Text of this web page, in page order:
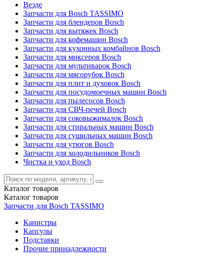
Везде
Запчасти для Bosch TASSIMO
Запчасти для блендеров Bosch
Запчасти для вытяжек Bosch
Запчасти для кофемашин Bosch
Запчасти для кухонных комбайнов Bosch
Запчасти для миксеров Bosch
Запчасти для мультиварок Bosch
Запчасти для мясорубок Bosch
Запчасти для плит и духовок Bosch
Запчасти для посудомоечных машин Bosch
Запчасти для пылесосов Bosch
Запчасти для СВЧ-печей Bosch
Запчасти для соковыжималок Bosch
Запчасти для стиральных машин Bosch
Запчасти для сушильных машин Bosch
Запчасти для утюгов Bosch
Запчасти для холодильников Bosch
Чистка и уход Bosch
Каталог товаров
Каталог товаров
Запчасти для Bosch TASSIMO
Канистры
Капсулы
Подставки
Прочие принадлежности